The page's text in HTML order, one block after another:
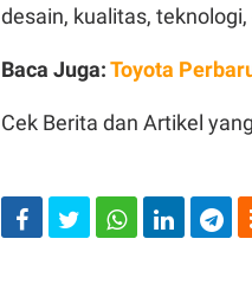
desain, kualitas,
Baca Juga:Toyota
Cek Berita dan Artikel